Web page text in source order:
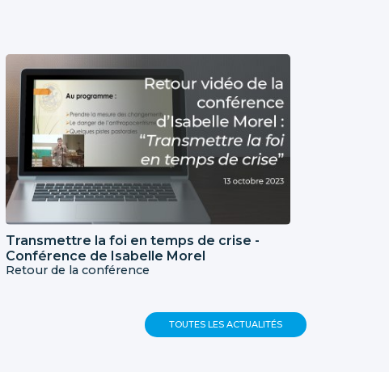
Transmettre la foi en temps de crise -
Conférence de Isabelle Morel
Retour de la conférence
TOUTES LES ACTUALITÉS